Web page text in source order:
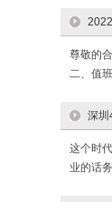
尊敬的
二、值
深圳
这个时
业的话